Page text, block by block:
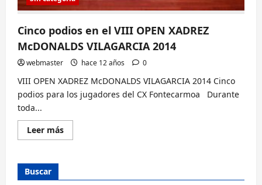
Cinco podios en el VIII OPEN XADREZ
McDONALDS VILAGARCIA 2014
webmaster hace 12 años 0
VIII OPEN XADREZ McDONALDS VILAGARCIA 2014 Cinco
podios para los jugadores del CX Fontecarmoa Durante
toda...
Leer másLee
más
el
Buscar